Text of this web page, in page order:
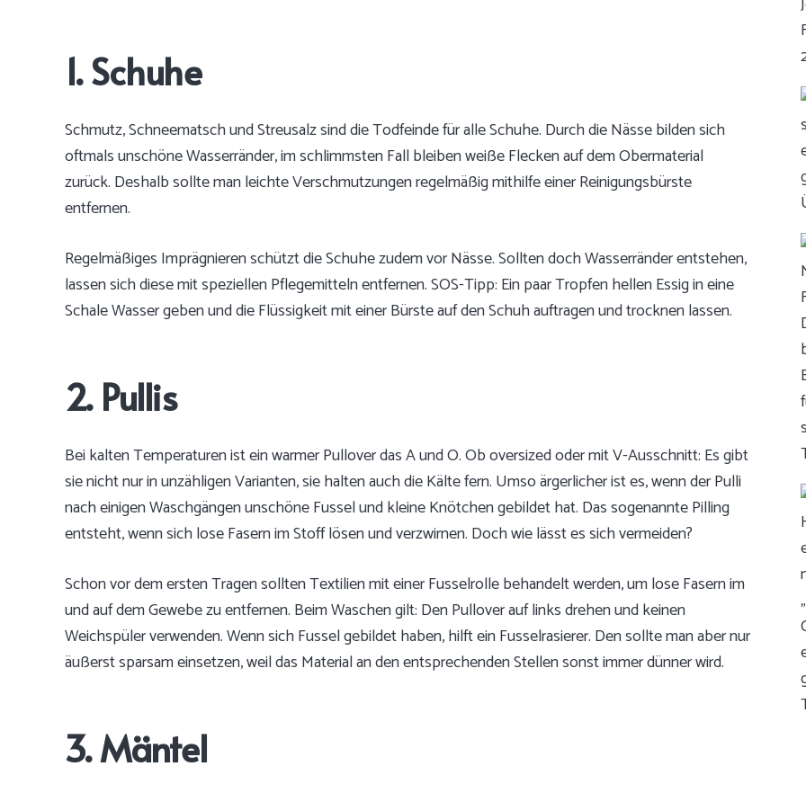
1. Schuhe
Schmutz, Schneematsch und Streusalz sind die Todfeinde für alle Schuhe. Durch die Nässe bilden sich
oftmals unschöne Wasserränder, im schlimmsten Fall bleiben weiße Flecken auf dem Obermaterial
zurück. Deshalb sollte man leichte Verschmutzungen regelmäßig mithilfe einer Reinigungsbürste
entfernen.
Regelmäßiges Imprägnieren schützt die Schuhe zudem vor Nässe. Sollten doch Wasserränder entstehen,
lassen sich diese mit speziellen Pflegemitteln entfernen. SOS-Tipp: Ein paar Tropfen hellen Essig in eine
Schale Wasser geben und die Flüssigkeit mit einer Bürste auf den Schuh auftragen und trocknen lassen.
2. Pullis
Bei kalten Temperaturen ist ein warmer Pullover das A und O. Ob oversized oder mit V-Ausschnitt: Es gibt
sie nicht nur in unzähligen Varianten, sie halten auch die Kälte fern. Umso ärgerlicher ist es, wenn der Pulli
nach einigen Waschgängen unschöne Fussel und kleine Knötchen gebildet hat. Das sogenannte Pilling
entsteht, wenn sich lose Fasern im Stoff lösen und verzwirnen. Doch wie lässt es sich vermeiden?
Schon vor dem ersten Tragen sollten Textilien mit einer Fusselrolle behandelt werden, um lose Fasern im
und auf dem Gewebe zu entfernen. Beim Waschen gilt: Den Pullover auf links drehen und keinen
Weichspüler verwenden. Wenn sich Fussel gebildet haben, hilft ein Fusselrasierer. Den sollte man aber nur
äußerst sparsam einsetzen, weil das Material an den entsprechenden Stellen sonst immer dünner wird.
3. Mäntel